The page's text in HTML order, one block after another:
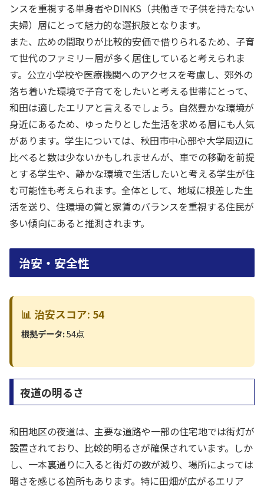
ンスを重視する単身者やDINKS（共働きで子供を持たない
夫婦）層にとって魅力的な選択肢となります。
また、広めの間取りが比較的安価で借りられるため、子育
て世代のファミリー層が多く居住していると考えられま
す。公立小学校や医療機関へのアクセスを考慮し、郊外の
落ち着いた環境で子育てをしたいと考える世帯にとって、
和田は適したエリアと言えるでしょう。自然豊かな環境が
身近にあるため、ゆったりとした生活を求める層にも人気
があります。学生については、秋田市中心部や大学周辺に
比べると数は少ないかもしれませんが、車での移動を前提
とする学生や、静かな環境で生活したいと考える学生が住
む可能性も考えられます。全体として、地域に根差した生
活を送り、住環境の質と家賃のバランスを重視する住民が
多い傾向にあると推測されます。
治安・安全性
📊 治安スコア: 54
根拠データ:54点
夜道の明るさ
和田地区の夜道は、主要な道路や一部の住宅地では街灯が
設置されており、比較的明るさが確保されています。しか
し、一本裏通りに入ると街灯の数が減り、場所によっては
暗さを感じる箇所もあります。特に田畑が広がるエリア